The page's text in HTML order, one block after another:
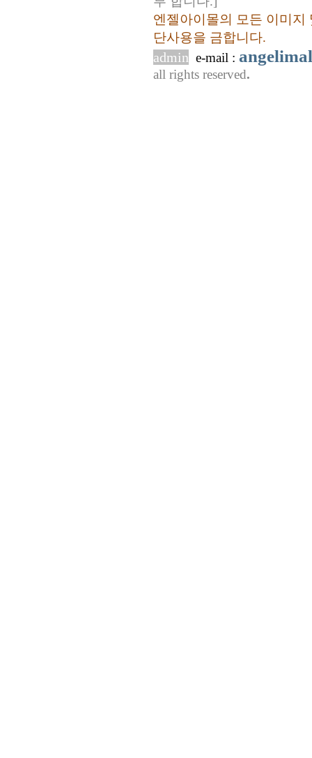
엔젤아이몰의 모든 이미지
단사용을 금합니다.
admin e-mail :
all rights reserved.